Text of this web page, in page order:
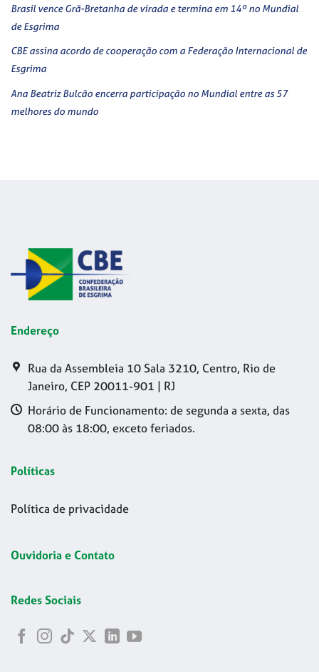
Brasil vence Grã-Bretanha de virada e termina em 14º no Mundial
de Esgrima
CBE assina acordo de cooperação com a Federação Internacional de
Esgrima
Ana Beatriz Bulcão encerra participação no Mundial entre as 57
melhores do mundo
Endereço
Rua da Assembleia 10 Sala 3210, Centro, Rio de
Janeiro, CEP 20011-901 | RJ
Horário de Funcionamento: de segunda a sexta, das
08:00 às 18:00, exceto feriados.
Políticas
Política de privacidade
Ouvidoria e Contato
Redes Sociais